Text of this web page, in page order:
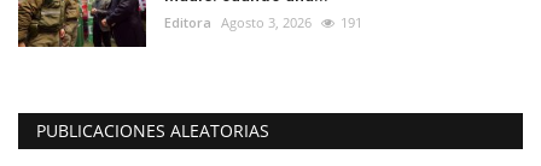
Editora Agosto 3, 2026 191
PUBLICACIONES ALEATORIAS